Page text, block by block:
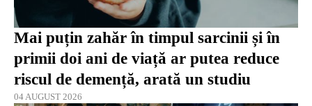
Mai puțin zahăr în timpul sarcinii și în
primii doi ani de viață ar putea reduce
riscul de demență, arată un studiu
04 AUGUST 2026